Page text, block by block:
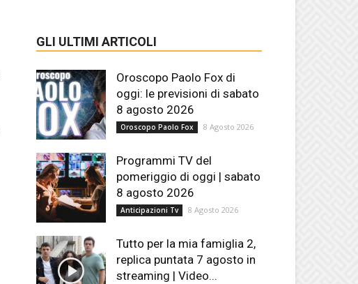
GLI ULTIMI ARTICOLI
Oroscopo Paolo Fox di
oggi: le previsioni di sabato
8 agosto 2026
Oroscopo Paolo Fox 8 Agosto 2026
Programmi TV del
pomeriggio di oggi | sabato
8 agosto 2026
Anticipazioni Tv 8 Agosto 2026
Tutto per la mia famiglia 2,
replica puntata 7 agosto in
streaming | Video...